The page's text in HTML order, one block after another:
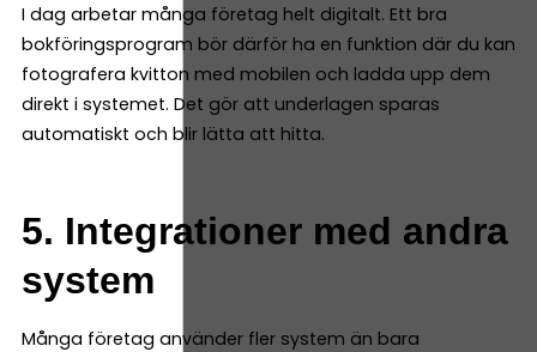
I dag arbetar många företag helt digitalt. Ett bra
bokföringsprogram bör därför ha en funktion där du kan
fotografera kvitton med mobilen och ladda upp dem
direkt i systemet. Det gör att underlagen sparas
automatiskt och blir lätta att hitta.
5. Integrationer med andra
system
Många företag använder fler system än bara